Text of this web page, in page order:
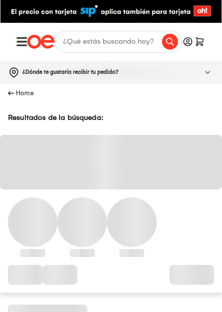
¿Dónde te gustaría recibir tu pedido?
Resultados de la búsqueda: